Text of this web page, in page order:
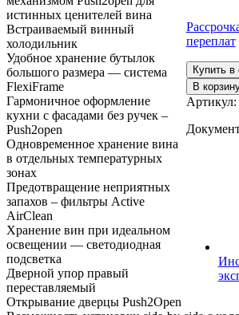
переплат
Купить в
В
Артикул:
истинных ценителей вина
Встраиваемый винный
холодильник
Удобное хранение бутылок
большого размера — система
FlexiFrame
Гармоничное оформление
кухни с фасадами без ручек –
Push2open
Одновременное хранение вина
в отдельных температурных
зонах
Предотвращение неприятных
запахов – фильтры Active
AirClean
Хранение вин при идеальном
освещении — светодиодная
подсветка
Дверной упор правый
переставляемый
Открывание дверцы Push2Open